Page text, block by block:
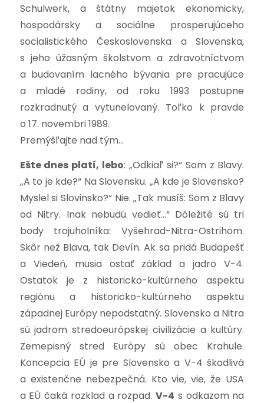
Schulwerk, a štátny majetok ekonomicky,
hospodársky a sociálne prosperujúceho
socialistického Československa a Slovenska,
s jeho úžasným školstvom a zdravotníctvom
a budovaním lacného bývania pre pracujúce
a mladé rodiny, od roku 1993 postupne
rozkradnutý a vytunelovaný. Toľko k pravde
o 17. novembri 1989.
Premýšľajte nad tým…
Ešte dnes platí, lebo: „Odkiaľ si?“ Som z Blavy.
„A to je kde?“ Na Slovensku. „A kde je Slovensko?
Myslel si Slovinsko?“ Nie. „Tak musíš: Som z Blavy
od Nitry. Inak nebudú vedieť…“ Dôležité sú tri
body trojuholníka: Vyšehrad-Nitra-Ostrihom.
Skôr než Blava, tak Devín. Ak sa pridá Budapešť
a Viedeň, musia ostať základ a jadro V-4.
Ostatok je z historicko-kultúrneho aspektu
regiónu a historicko-kultúrneho aspektu
západnej Európy nepodstatný. Slovensko a Nitra
sú jadrom stredoeurópskej civilizácie a kultúry.
Zemepisný stred Európy sú obec Krahule.
Koncepcia EÚ je pre Slovensko a V-4 škodlivá
a existenčne nebezpečná. Kto vie, vie, že USA
a EÚ čaká rozklad a rozpad.V-4 s odkazom na